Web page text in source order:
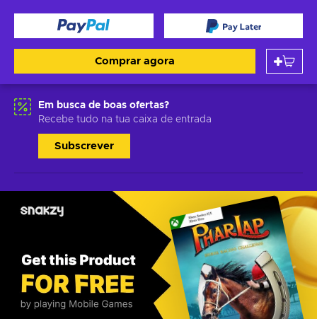
Comprar agora
Em busca de boas ofertas?
Recebe tudo na tua caixa de entrada
Subscrever